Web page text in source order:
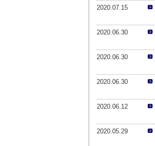
2020.07.15
2020.06.30
2020.06.30
2020.06.30
2020.06.12
2020.05.29